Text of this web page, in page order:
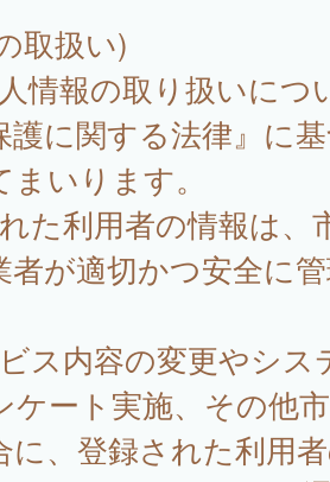
取扱い)
情報の取り扱いにつ
護に関する法律』に
いります。
た利用者の情報は、
者が適切かつ安全に
ス内容の変更やシス
ケート実施、その他
に、登録された利用